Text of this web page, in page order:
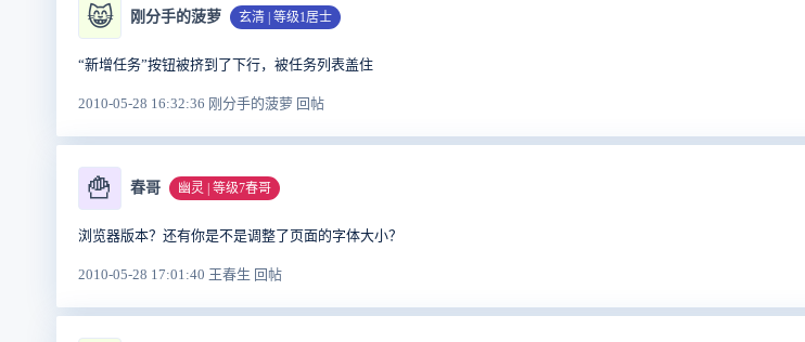
😸 刚分手的菠萝 玄清 | 等级1居士
“新增任务”按钮被挤到了下行，被任务列表盖住
2010-05-28 16:32:36 刚分手的菠萝 回帖
🍟 春哥 幽灵 | 等级7春哥
浏览器版本？还有你是不是调整了页面的字体大小？
2010-05-28 17:01:40 王春生 回帖